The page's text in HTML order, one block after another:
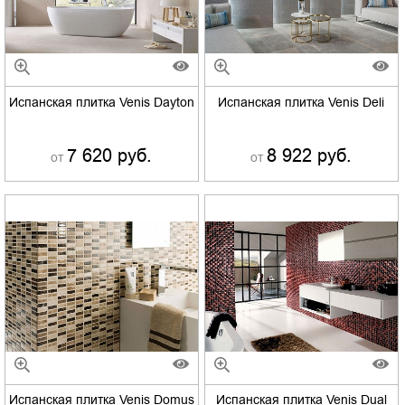
Испанская плитка Venis Dayton
от 7 620 руб.
Испанская плитка Venis Deli
от 8 922 руб.
Испанская плитка Venis Domus Испанская плитка Venis Dual